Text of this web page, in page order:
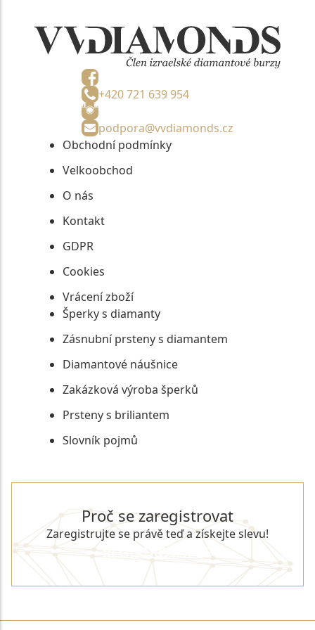
+420 721 639 954
podpora@vvdiamonds.cz
Obchodní podmínky
Velkoobchod
O nás
Kontakt
GDPR
Cookies
Vrácení zboží
Šperky s diamanty
Zásnubní prsteny s diamantem
Diamantové náušnice
Zakázková výroba šperků
Prsteny s briliantem
Slovník pojmů
Proč se zaregistrovat
Zaregistrujte se právě teď a získejte slevu!
REGISTROVAT SE